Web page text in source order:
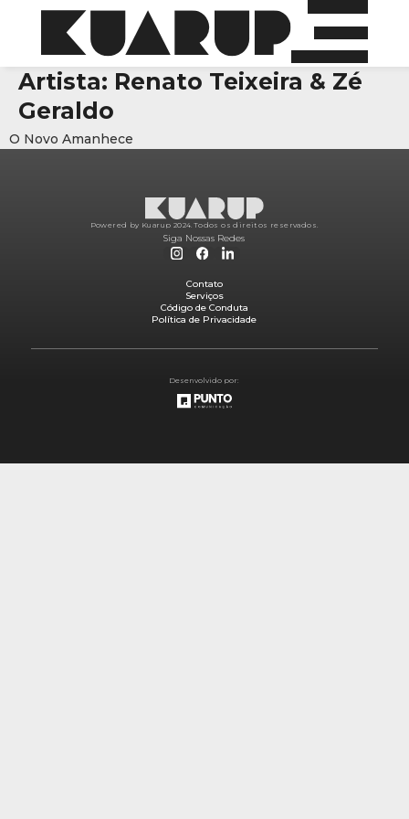
Artista: Renato Teixeira & Zé
Geraldo
O Novo Amanhece
Powered by Kuarup 2024. Todos os direitos reservados.
Siga Nossas Redes
Contato
Serviços
Código de Conduta
Política de Privacidade
Desenvolvido por: